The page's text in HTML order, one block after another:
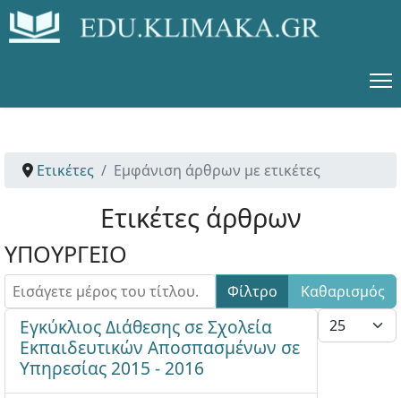
Ετικέτες Εμφάνιση άρθρων με ετικέτες
Ετικέτες άρθρων
ΥΠΟΥΡΓΕΙΟ
Εισάγετε μέρος του τίτλου. Φίλτρο
Καθαρισμός
Εμφάνιση #
Εγκύκλιος Διάθεσης σε Σχολεία
Εκπαιδευτικών Αποσπασμένων σε
Υπηρεσίας 2015 - 2016